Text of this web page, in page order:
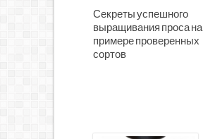
Секреты успешного
выращивания проса на
примере проверенных
сортов